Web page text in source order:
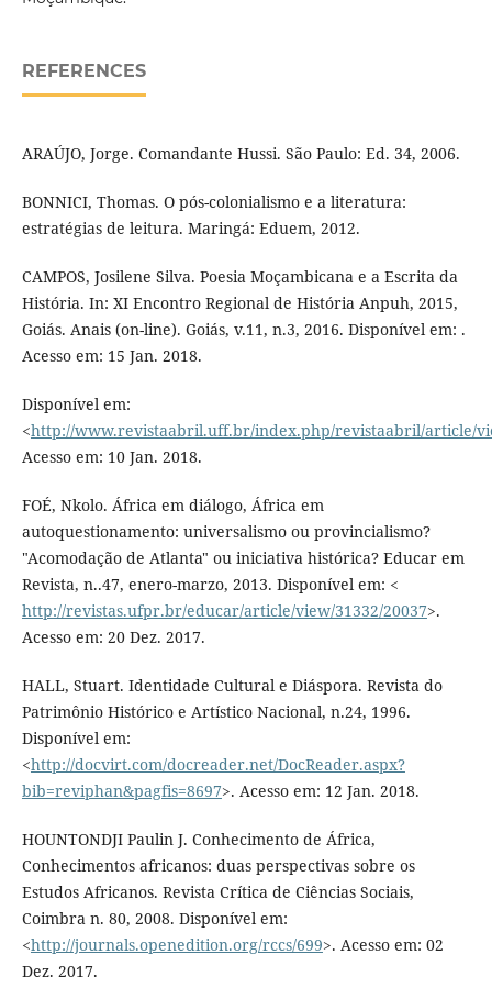
REFERENCES
ARAÚJO, Jorge. Comandante Hussi. São Paulo: Ed. 34, 2006.
BONNICI, Thomas. O pós-colonialismo e a literatura:
estratégias de leitura. Maringá: Eduem, 2012.
CAMPOS, Josilene Silva. Poesia Moçambicana e a Escrita da
História. In: XI Encontro Regional de História Anpuh, 2015,
Goiás. Anais (on-line). Goiás, v.11, n.3, 2016. Disponível em: .
Acesso em: 15 Jan. 2018.
Disponível em:
<http://www.revistaabril.uff.br/index.php/revistaabril/article/
Acesso em: 10 Jan. 2018.
FOÉ, Nkolo. África em diálogo, África em
autoquestionamento: universalismo ou provincialismo?
"Acomodação de Atlanta" ou iniciativa histórica? Educar em
Revista, n..47, enero-marzo, 2013. Disponível em: <
http://revistas.ufpr.br/educar/article/view/31332/20037>.
Acesso em: 20 Dez. 2017.
HALL, Stuart. Identidade Cultural e Diáspora. Revista do
Patrimônio Histórico e Artístico Nacional, n.24, 1996.
Disponível em:
<http://docvirt.com/docreader.net/DocReader.aspx?
bib=reviphan&pagfis=8697>. Acesso em: 12 Jan. 2018.
HOUNTONDJI Paulin J. Conhecimento de África,
Conhecimentos africanos: duas perspectivas sobre os
Estudos Africanos. Revista Crítica de Ciências Sociais,
Coimbra n. 80, 2008. Disponível em:
<http://journals.openedition.org/rccs/699>. Acesso em: 02
Dez. 2017.